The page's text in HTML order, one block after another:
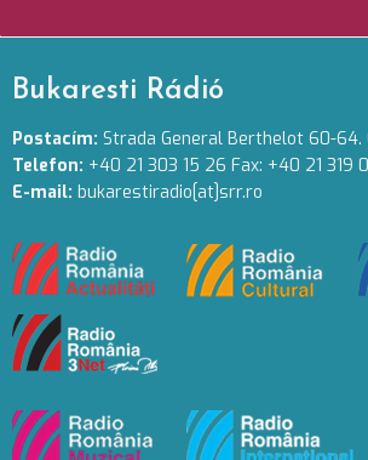
Bukaresti Rádió
Postacím: Strada General Berthelot 60-64.
Telefon: +40 21 303 15 26 Fax: +40 21 319
E-mail: bukarestiradio[at]srr.ro